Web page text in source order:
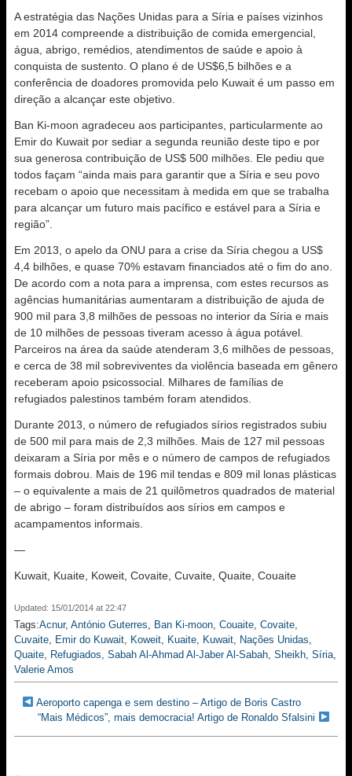
A estratégia das Nações Unidas para a Síria e países vizinhos
em 2014 compreende a distribuição de comida emergencial,
água, abrigo, remédios, atendimentos de saúde e apoio à
conquista de sustento. O plano é de US$6,5 bilhões e a
conferência de doadores promovida pelo Kuwait é um passo em
direção a alcançar este objetivo.
Ban Ki-moon agradeceu aos participantes, particularmente ao
Emir do Kuwait por sediar a segunda reunião deste tipo e por
sua generosa contribuição de US$ 500 milhões. Ele pediu que
todos façam “ainda mais para garantir que a Síria e seu povo
recebam o apoio que necessitam à medida em que se trabalha
para alcançar um futuro mais pacífico e estável para a Síria e
região”.
Em 2013, o apelo da ONU para a crise da Síria chegou a US$
4,4 bilhões, e quase 70% estavam financiados até o fim do ano.
De acordo com a nota para a imprensa, com estes recursos as
agências humanitárias aumentaram a distribuição de ajuda de
900 mil para 3,8 milhões de pessoas no interior da Síria e mais
de 10 milhões de pessoas tiveram acesso à água potável.
Parceiros na área da saúde atenderam 3,6 milhões de pessoas,
e cerca de 38 mil sobreviventes da violência baseada em gênero
receberam apoio psicossocial. Milhares de famílias de
refugiados palestinos também foram atendidos.
Durante 2013, o número de refugiados sírios registrados subiu
de 500 mil para mais de 2,3 milhões. Mais de 127 mil pessoas
deixaram a Síria por mês e o número de campos de refugiados
formais dobrou. Mais de 196 mil tendas e 809 mil lonas plásticas
– o equivalente a mais de 21 quilômetros quadrados de material
de abrigo – foram distribuídos aos sírios em campos e
acampamentos informais.
—
Kuwait, Kuaite, Koweit, Covaite, Cuvaite, Quaite, Couaite
Updated: 15/01/2014 at 22:47
Tags:Acnur, António Guterres, Ban Ki-moon, Couaite, Covaite,
Cuvaite, Emir do Kuwait, Koweit, Kuaite, Kuwait, Nações Unidas,
Quaite, Refugiados, Sabah Al-Ahmad Al-Jaber Al-Sabah, Sheikh, Síria,
Valerie Amos
Aeroporto capenga e sem destino – Artigo de Boris Castro
“Mais Médicos”, mais democracia! Artigo de Ronaldo Sfalsini